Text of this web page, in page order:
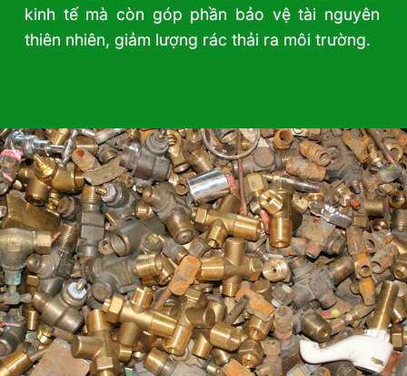
kinh tế mà còn góp phần bảo vệ tài nguyên
thiên nhiên, giảm lượng rác thải ra môi trường.